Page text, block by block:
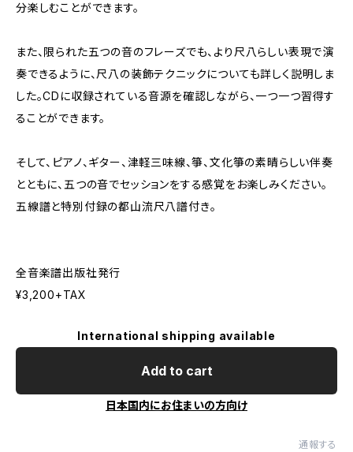
分楽しむことができます。
また、限られた五つの音のフレーズでも、より尺八らしい表現で演
奏できるように、尺八の装飾テクニックについても詳しく説明しま
した。CDに収録されている音源を確認しながら、一つ一つ習得す
ることができます。
そして、ピアノ、ギター、津軽三味線、箏、文化箏の素晴らしい伴奏
とともに、五つの音でセッションをする感覚をお楽しみください。
五線譜と特別付録の都山流尺八譜付き。
全音楽譜出版社発行
¥3,200+TAX
International shipping available
Add to cart
日本国内にお住まいの方向け
通報する